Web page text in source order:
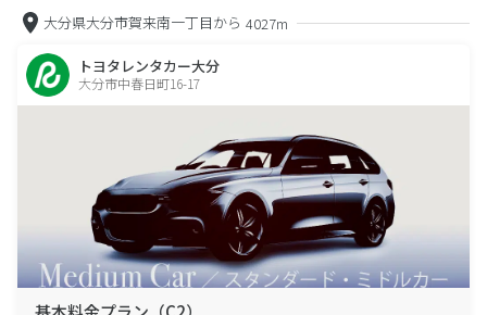
大分県大分市賀来南一丁目から 4027m
トヨタレンタカー大分
大分市中春日町16-17